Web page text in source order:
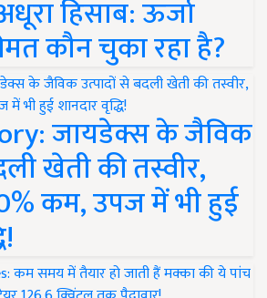
हिसाब: ऊर्जा
कौन चुका रहा है?
जायडेक्स के जैविक
खेती की तस्वीर,
कम, उपज में भी हुई